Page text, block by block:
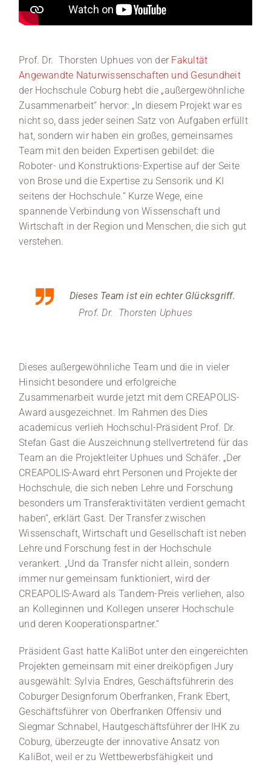
Prof. Dr. Thorsten Uphues von der Fakultät
Angewandte Naturwissenschaften und Gesundheit
der Hochschule Coburg hebt die „außergewöhnliche
Zusammenarbeit“ hervor: „In diesem Projekt war es
nicht so, dass jeder seinen Satz von Aufgaben erfüllt
hat, sondern wir haben ein großes, gemeinsames
Team mit den beiden Expertisen gebildet: die
Roboter- und Konstruktions-Expertise auf der Seite
von Brose und die Expertise zu Sensorik und KI
seitens der Hochschule.“ Kurze Wege, eine
spannende Verbindung von Wissenschaft und
Wirtschaft in der Region und Menschen, die sich gut
verstehen.
Dieses Team ist ein echter Glücksgriff.
Prof. Dr. Thorsten Uphues
Dieses außergewöhnliche Team und die in vieler
Hinsicht besondere und erfolgreiche
Zusammenarbeit wurde jetzt mit dem CREAPOLIS-
Award ausgezeichnet. Im Rahmen des Dies
academicus verlieh Hochschul-Präsident Prof. Dr.
Stefan Gast die Auszeichnung stellvertretend für das
Team an die Projektleiter Uphues und Schäfer. „Der
CREAPOLIS-Award ehrt Personen und Projekte der
Hochschule, die sich neben Lehre und Forschung
besonders um Transferaktivitäten verdient gemacht
haben“, erklärt Gast. Der Transfer zwischen
Wissenschaft, Wirtschaft und Gesellschaft ist neben
Lehre und Forschung fest in der Hochschule
verankert. „Und da Transfer nicht allein, sondern
immer nur gemeinsam funktioniert, wird der
CREAPOLIS-Award als Tandem-Preis verliehen, also
an Kolleginnen und Kollegen unserer Hochschule
und deren Kooperationspartner.“
Präsident Gast hatte KaliBot unter den eingereichten
Projekten gemeinsam mit einer dreiköpfigen Jury
ausgewählt: Sylvia Endres, Geschäftsführerin des
Coburger Designforum Oberfranken, Frank Ebert,
Geschäftsführer von Oberfranken Offensiv und
Siegmar Schnabel, Hautgeschäftsführer der IHK zu
Coburg, überzeugte der innovative Ansatz von
KaliBot, weil er zu Wettbewerbsfähigkeit und